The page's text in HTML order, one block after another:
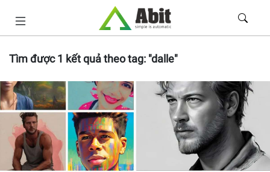
Tìm được1 kết quả theo tag: "dalle"